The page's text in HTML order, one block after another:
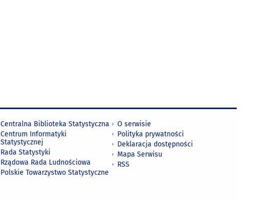
Centralna Biblioteka Statystyczna
Centrum Informatyki
Statystycznej
Rada Statystyki
Rządowa Rada Ludnościowa
Polskie Towarzystwo Statystyczne
O serwisie
Polityka prywatności
Deklaracja dostępności
Mapa Serwisu
RSS